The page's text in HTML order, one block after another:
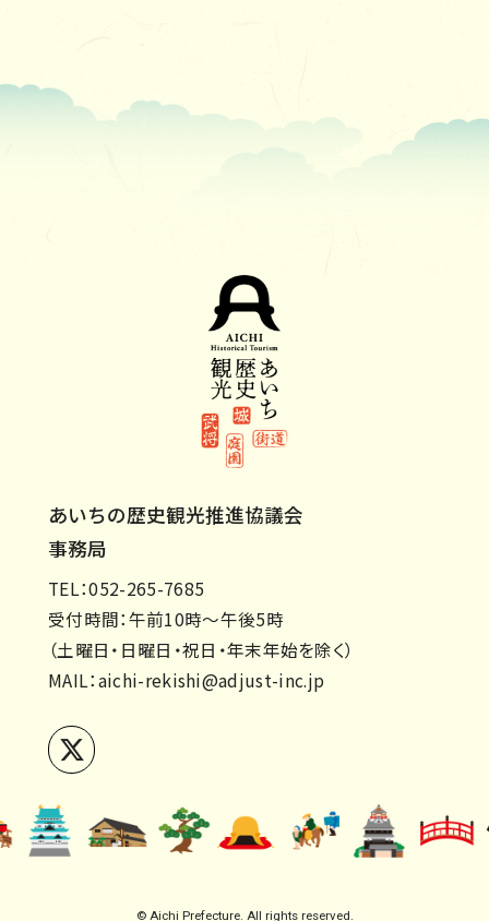
あいちの歴史観光推進協議会
事務局
TEL：052-265-7685
受付時間：午前10時～午後5時
（土曜日・日曜日・祝日・年末年始を除く）
MAIL：aichi-rekishi@adjust-inc.jp
© Aichi Prefecture. All rights reserved.